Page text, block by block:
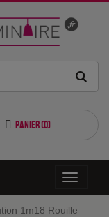
Panier (0)
Toggle
1m18 Rouille